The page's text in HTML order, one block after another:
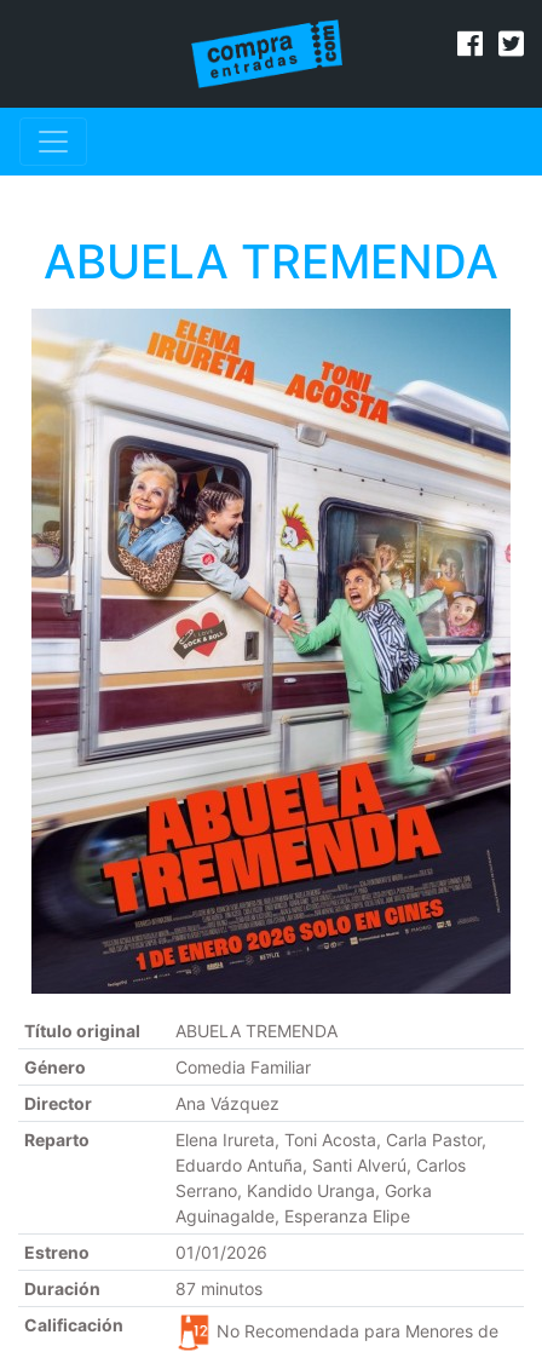
ABUELA TREMENDA
Título original
ABUELA TREMENDA
Género
Comedia Familiar
Director
Ana Vázquez
Reparto
Elena Irureta, Toni Acosta, Carla Pastor,
Eduardo Antuña, Santi Alverú, Carlos
Serrano, Kandido Uranga, Gorka
Aguinagalde, Esperanza Elipe
Estreno
01/01/2026
Duración
87 minutos
Calificación
No Recomendada para Menores de